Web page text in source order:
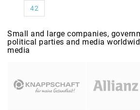
42
Small and large companies,
political parties and media
media